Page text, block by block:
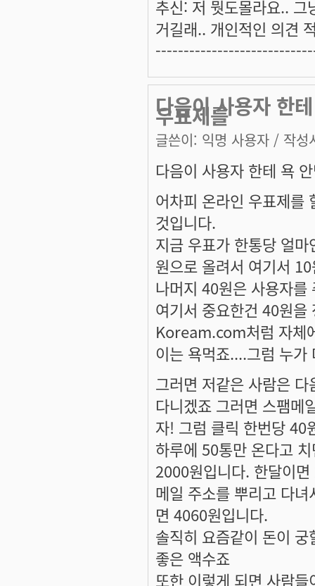
추신: 저 뭣도몰라요.. 그
거길래.. 개인적인 의견
다음이 사용자 한
우표제를
글쓴이: 익명 사용자 / 작성
다음이 사용자 한테 욕
어차피 온라인 우표제를
것입니다.
지금 우표가 한통당 얼
원으로 올려서 여기서
나머지 40원은 사용자를
여기서 중요한건 40원
Koream.com처럼 자체
이는 욕먹죠....그럼 누가
그러면 저같은 사람은
다니겠죠 그러면 스팸메
자! 그럼 클릭 한번당 40
하루에 50통만 온다고
2000원입니다. 한달이
메일 주소를 뿌리고 다
면 4060원입니다.
솔직히 요즘같이 돈이
좋은 액수죠
또한 이렇게 되면 사람